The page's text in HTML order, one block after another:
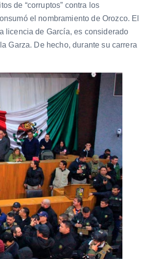
de “corruptos” contra los
el nombramiento de Orozco. El
licencia de García, es considerado
Garza. De hecho, durante su carrera